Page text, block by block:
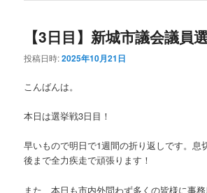
【3日目】新城市議会議員
投稿日時:2025年10月21日
こんばんは。
本日は選挙戦3日目！
早いもので明日で1週間の折り返しです。息
後まで全力疾走で頑張ります！
また、本日も市内外問わず多くの皆様に事